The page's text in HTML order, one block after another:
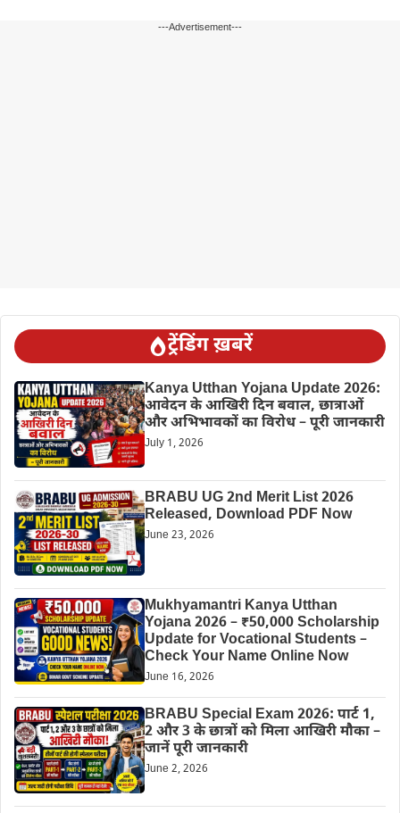
---Advertisement---
ट्रेंडिंग ख़बरें
Kanya Utthan Yojana Update 2026:
आवेदन के आखिरी दिन बवाल, छात्राओं
और अभिभावकों का विरोध – पूरी जानकारी
July 1, 2026
BRABU UG 2nd Merit List 2026
Released, Download PDF Now
June 23, 2026
Mukhyamantri Kanya Utthan
Yojana 2026 – ₹50,000 Scholarship
Update for Vocational Students –
Check Your Name Online Now
June 16, 2026
BRABU Special Exam 2026: पार्ट 1,
2 और 3 के छात्रों को मिला आखिरी मौका –
जानें पूरी जानकारी
June 2, 2026